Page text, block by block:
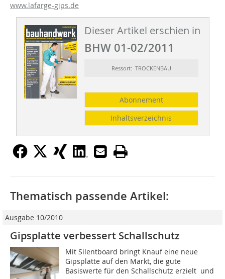
www.lafarge-gips.de
Dieser Artikel erschien in
BHW 01-02/2011
Ressort: TROCKENBAU
Abonnement
Inhaltsverzeichnis
Thematisch passende Artikel:
Ausgabe 10/2010
Gipsplatte verbessert Schallschutz
Mit Silentboard bringt Knauf eine neue
Gipsplatte auf den Markt, die gute
Basiswerte für den Schallschutz erzielt  und